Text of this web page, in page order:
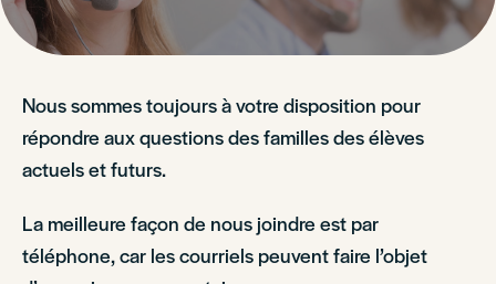
Nous sommes toujours à votre disposition pour
répondre aux questions des familles des élèves
actuels et futurs.
La meilleure façon de nous joindre est par
téléphone, car les courriels peuvent faire l’objet